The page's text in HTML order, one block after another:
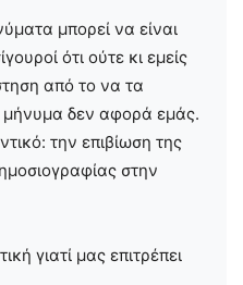
μπορεί να είναι
ότι ούτε κι εμείς
από το να τα
δεν αφορά εμάς.
την επιβίωση της
στην
γιατί μας επιτρέπει